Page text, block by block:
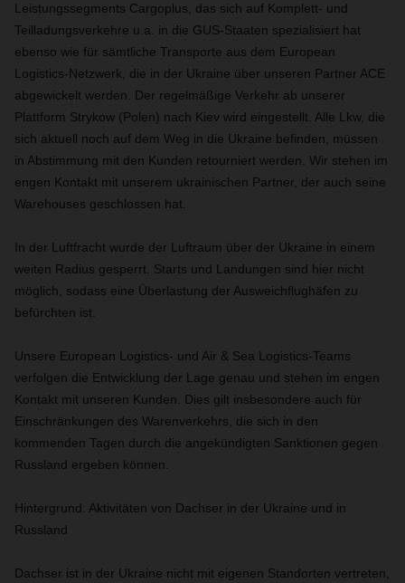
Leistungssegments Cargoplus, das sich auf Komplett- und
Teilladungsverkehre u.a. in die GUS-Staaten spezialisiert hat
ebenso wie für sämtliche Transporte aus dem European
Logistics-Netzwerk, die in der Ukraine über unseren Partner ACE
abgewickelt werden. Der regelmäßige Verkehr ab unserer
Plattform Strykow (Polen) nach Kiev wird eingestellt. Alle Lkw, die
sich aktuell noch auf dem Weg in die Ukraine befinden, müssen
in Abstimmung mit den Kunden retourniert werden. Wir stehen im
engen Kontakt mit unserem ukrainischen Partner, der auch seine
Warehouses geschlossen hat.
In der Luftfracht wurde der Luftraum über der Ukraine in einem
weiten Radius gesperrt. Starts und Landungen sind hier nicht
möglich, sodass eine Überlastung der Ausweichflughäfen zu
befürchten ist.
Unsere European Logistics- und Air & Sea Logistics-Teams
verfolgen die Entwicklung der Lage genau und stehen im engen
Kontakt mit unseren Kunden. Dies gilt insbesondere auch für
Einschränkungen des Warenverkehrs, die sich in den
kommenden Tagen durch die angekündigten Sanktionen gegen
Russland ergeben können.
Hintergrund: Aktivitäten von Dachser in der Ukraine und in
Russland
Dachser ist in der Ukraine nicht mit eigenen Standorten vertreten,